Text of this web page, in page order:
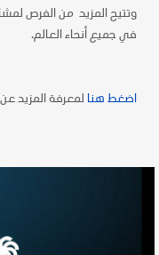
وتتيح المزيد من الفرص
في جميع أنحاء العالم.
اضغط هنا لمعرفة المزيد